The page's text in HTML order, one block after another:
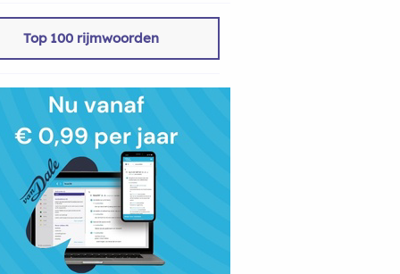
Top 100 rijmwoorden